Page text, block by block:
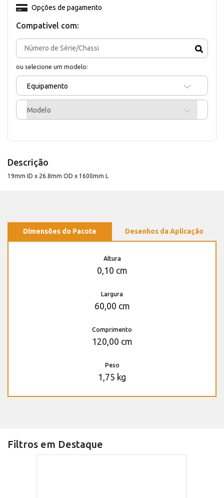
Compativel com:
ou selecione um modelo:
Equipamento
Modelo
Opções de pagamento
Descrição
19mm ID x 26.8mm OD x 1600mm L
Dimensões do Pacote Desenhos da Aplicação
Altura
0,10 cm
Largura
60,00 cm
Comprimento
120,00 cm
Peso
1,75 kg
Filtros em Destaque